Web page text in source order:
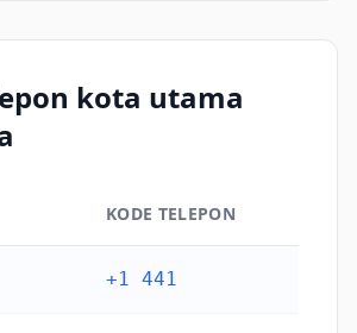
kota utama
KODE TELEPON
+1 441